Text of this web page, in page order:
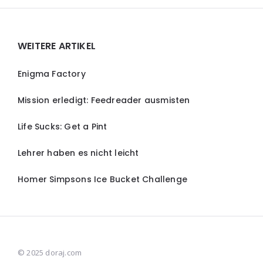
Widgets
WEITERE ARTIKEL
Enigma Factory
Mission erledigt: Feedreader ausmisten
Life Sucks: Get a Pint
Lehrer haben es nicht leicht
Homer Simpsons Ice Bucket Challenge
© 2025 doraj.com